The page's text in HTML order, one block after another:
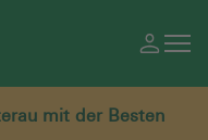
mit der Besten